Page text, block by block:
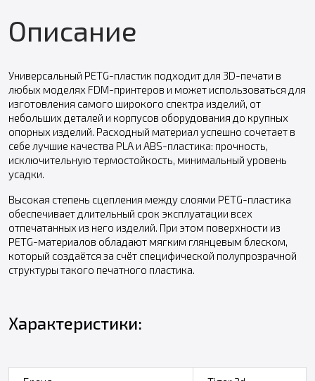
Описание
Универсальный PETG-пластик подходит для 3D-печати в
любых моделях FDM-принтеров и может использоваться для
изготовления самого широкого спектра изделий, от
небольших деталей и корпусов оборудования до крупных
опорных изделий. Расходный материал успешно сочетает в
себе лучшие качества PLA и ABS-пластика: прочность,
исключительную термостойкость, минимальный уровень
усадки.
Высокая степень сцепления между слоями PETG-пластика
обеспечивает длительный срок эксплуатации всех
отпечатанных из него изделий. При этом поверхности из
PETG-материалов обладают мягким глянцевым блеском,
который создаётся за счёт специфической полупрозрачной
структуры такого печатного пластика.
Характеристики: